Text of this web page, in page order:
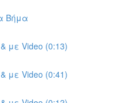
Βήμα
με Video (0:13)
με Video (0:41)